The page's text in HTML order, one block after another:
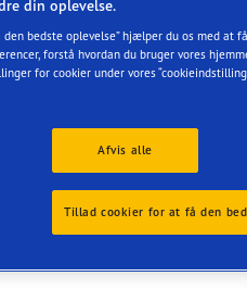
din oplevelse.
den bedste oplevelse” hjælper du os med at
forstå hvordan du bruger vores
for cookier under vores
Afvis alle
Tillad cookier for at få den